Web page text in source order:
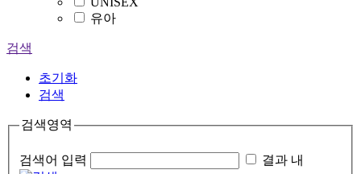
유아
검색
초기화
검색
검색영역
검색어 입력 결과 내